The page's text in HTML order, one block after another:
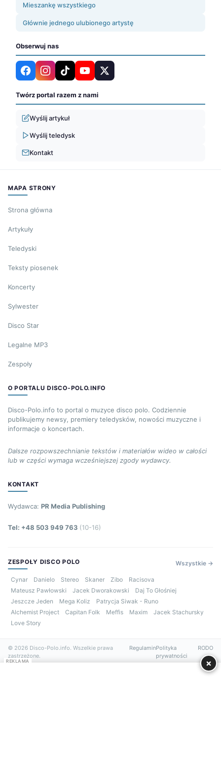
Mieszankę wszystkiego
Głównie jednego ulubionego artystę
Obserwuj nas
Twórz portal razem z nami
Wyślij artykuł
Wyślij teledysk
Kontakt
MAPA STRONY
Strona główna
Artykuły
Teledyski
Teksty piosenek
Koncerty
Sylwester
Disco Star
Legalne MP3
Zespoły
O PORTALU DISCO-POLO.INFO
Disco-Polo.info to portal o muzyce disco polo. Codziennie
publikujemy newsy, premiery teledysków, nowości muzyczne i
informacje o koncertach.
Dalsze rozpowszechnianie tekstów i materiałów wideo w całości
lub w części wymaga wcześniejszej zgody wydawcy.
KONTAKT
Wydawca: PR Media Publishing
Tel: +48 503 949 763 (10-16)
ZESPOŁY DISCO POLO Wszystkie →
Cynar Danielo Stereo Skaner Zibo
Racisova
Mateusz Pawłowski
Jacek Dworakowski
Daj To Głośniej
Jeszcze Jeden
Mega Koliz
Patrycja Siwak - Runo
Alchemist Project
Capitan Folk Meffis Maxim
Jacek Stachursky
Love Story
© 2026 Disco-Polo.info. Wszelkie prawa
zastrzeżone.
RegulaminPolityka
prywatności
RODO
REKLAMA ×